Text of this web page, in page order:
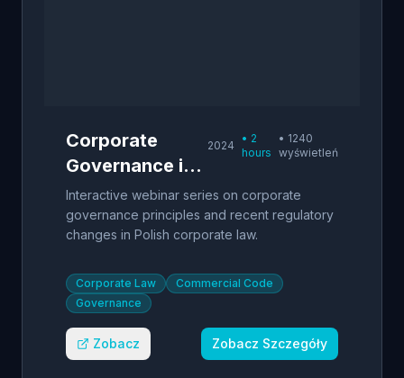
Corporate
Governance in
Poland - Live
Webinar
2024
• 2
hours
• 1240
wyświetleń
Interactive webinar series on corporate
governance principles and recent regulatory
changes in Polish corporate law.
Corporate Law
Commercial Code
Governance
Zobacz Zobacz Szczegóły